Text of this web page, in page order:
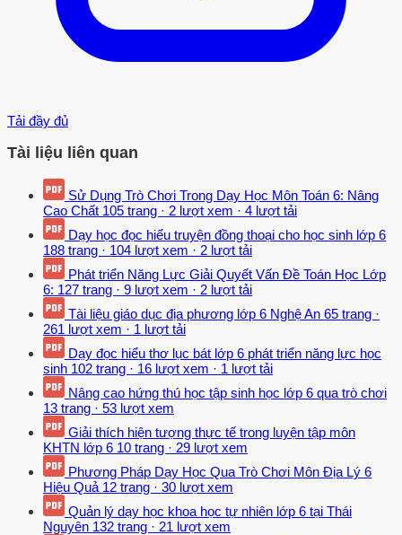
Tải đầy đủ
Tài liệu liên quan
Sử Dụng Trò Chơi Trong Dạy Học Môn Toán 6: Nâng
Cao Chất 105 trang · 2 lượt xem · 4 lượt tải
Dạy học đọc hiểu truyện đồng thoại cho học sinh lớp 6
188 trang · 104 lượt xem · 2 lượt tải
Phát triển Năng Lực Giải Quyết Vấn Đề Toán Học Lớp
6: 127 trang · 9 lượt xem · 2 lượt tải
Tài liệu giáo dục địa phương lớp 6 Nghệ An 65 trang ·
261 lượt xem · 1 lượt tải
Dạy đọc hiểu thơ lục bát lớp 6 phát triển năng lực học
sinh 102 trang · 16 lượt xem · 1 lượt tải
Nâng cao hứng thú học tập sinh học lớp 6 qua trò chơi
13 trang · 53 lượt xem
Giải thích hiện tượng thực tế trong luyện tập môn
KHTN lớp 6 10 trang · 29 lượt xem
Phương Pháp Dạy Học Qua Trò Chơi Môn Địa Lý 6
Hiệu Quả 12 trang · 30 lượt xem
Quản lý dạy học khoa học tự nhiên lớp 6 tại Thái
Nguyên 132 trang · 21 lượt xem